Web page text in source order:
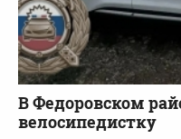
В Федоровском
велосипедистку